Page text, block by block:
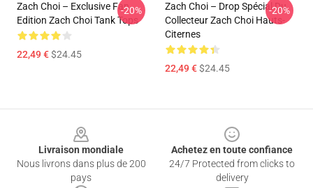
Zach Choi – Exclusive Fan
Edition Zach Choi Tank Tops
22,49 €$24.45
-20%
Zach Choi – Drop Spécial Du
Collecteur Zach Choi Hauts-
Citernes
22,49 €$24.45
-20%
Livraison mondiale
Nous livrons dans plus de 200
pays
Achetez en toute confiance
24/7 Protected from clicks to
delivery